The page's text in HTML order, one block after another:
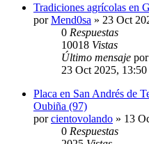
Tradiciones agrícolas en
porMend0sa » 23 Oct
0 Respuestas
10018 Vistas
Último mensaje por
23 Oct 2025, 13:50
Placa en San Andrés de
Oubiña (97)
porcientovolando » 13
0 Respuestas